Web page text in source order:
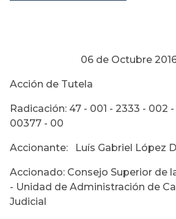
06 de Octubre
Acción de Tutela
Radicación: 47 - 001 - 2333 - 002 -
00377 - 00
Accionante: Luís Gabriel López
Accionado: Consejo Superior de
- Unidad de Administración de
Judicial